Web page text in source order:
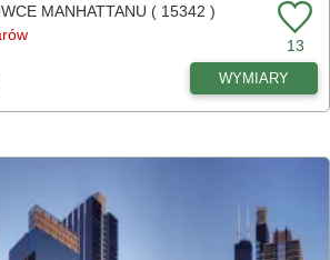
MANHATTANU ( 15342 )
13
WYMIARY